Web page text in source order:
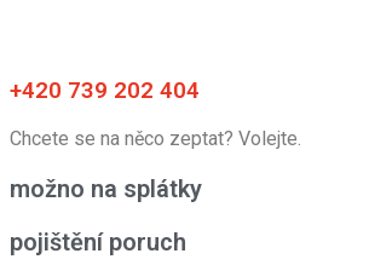
+420 739 202 404
Chcete se na něco zeptat? Volejte.
možno na splátky
pojištění poruch